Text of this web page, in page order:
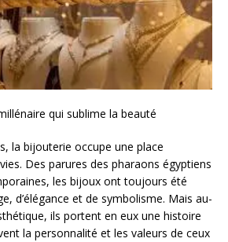
qui sublime la beauté
la bijouterie occupe une place
Des parures des pharaons égyptiens
les bijoux ont toujours été
d’élégance et de symbolisme. Mais au-
ils portent en eux une histoire
la personnalité et les valeurs de ceux